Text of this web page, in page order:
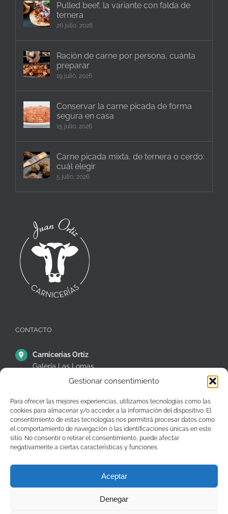
Gestionar consentimiento
Para ofrecer las mejores experiencias, utilizamos tecnologías como las
cookies para almacenar y/o acceder a la información del dispositivo. El
consentimiento de estas tecnologías nos permitirá procesar datos como
el comportamiento de navegación o las identificaciones únicas en este
sitio. No consentir o retirar el consentimiento, puede afectar
negativamente a ciertas características y funciones.
Aceptar
Denegar
Pulled beef, la variante con falda de
ternera
26 julio, 2026
Ración de carne por persona, cuánta
preparar
19 julio, 2026
Conservar la carne picada de forma
segura en casa
15 julio, 2026
Carne picada mixta, de ternera o cerdo:
cuál elegir
5 julio, 2026
CONTACTO
Carnicerías Ortíz
Galería Las Lomas
Puestos 14,15 y 16
28935 – Madrid – España
+34 91 646 26 97
pedidos@carniceriasjuanortiz.com
Copyright © Carnicerías Ortíz |Información